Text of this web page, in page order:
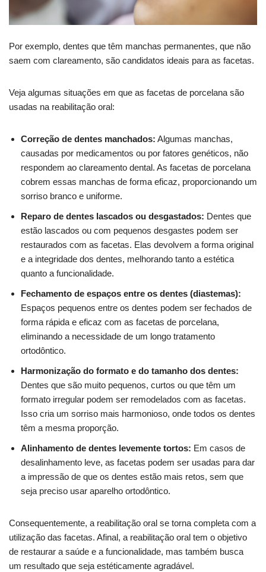
Por exemplo, dentes que têm manchas permanentes, que não
saem com clareamento, são candidatos ideais para as facetas.
Veja algumas situações em que as facetas de porcelana são
usadas na reabilitação oral:
Correção de dentes manchados: Algumas manchas,
causadas por medicamentos ou por fatores genéticos, não
respondem ao clareamento dental. As facetas de porcelana
cobrem essas manchas de forma eficaz, proporcionando um
sorriso branco e uniforme.
Reparo de dentes lascados ou desgastados: Dentes que
estão lascados ou com pequenos desgastes podem ser
restaurados com as facetas. Elas devolvem a forma original
e a integridade dos dentes, melhorando tanto a estética
quanto a funcionalidade.
Fechamento de espaços entre os dentes (diastemas):
Espaços pequenos entre os dentes podem ser fechados de
forma rápida e eficaz com as facetas de porcelana,
eliminando a necessidade de um longo tratamento
ortodôntico.
Harmonização do formato e do tamanho dos dentes:
Dentes que são muito pequenos, curtos ou que têm um
formato irregular podem ser remodelados com as facetas.
Isso cria um sorriso mais harmonioso, onde todos os dentes
têm a mesma proporção.
Alinhamento de dentes levemente tortos: Em casos de
desalinhamento leve, as facetas podem ser usadas para dar
a impressão de que os dentes estão mais retos, sem que
seja preciso usar aparelho ortodôntico.
Consequentemente, a reabilitação oral se torna completa com a
utilização das facetas. Afinal, a reabilitação oral tem o objetivo
de restaurar a saúde e a funcionalidade, mas também busca
um resultado que seja estéticamente agradável.